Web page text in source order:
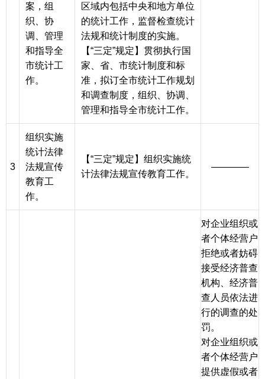
案，组
织、协
调、管理
和指导全
市统计工
作。
区域内包括中央和地方单位
的统计工作，监督检查统计
法规和统计制度的实施。
【“三定”规定】贯彻执行国
家、省、市统计制度和标
准，拟订全市统计工作规划
和调查制度，组织、协调、
管理和指导全市统计工作。
3
组织实施
统计法律
法规宣传
教育工
作。
【“三定”规定】组织实施统
计法律法规宣传教育工作。
————
对企业组织或
者个体经营户
拒绝或者妨碍
接受经济普查
机构、经济普
查人员依法进
行的调查的处
罚。
对企业组织或
者个体经营户
提供虚假或者